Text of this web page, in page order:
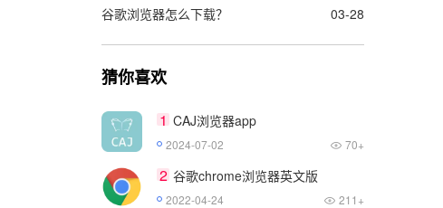
谷歌浏览器怎么下载？
03-28
猜你喜欢
1 CAJ浏览器app
2024-07-02 70+
2 谷歌chrome浏览器英文版
2022-04-24 211+